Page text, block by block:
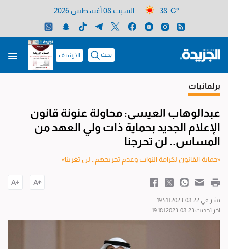
38 C° السبت 08 أغسطس 2026
بحث الارشيف
برلمانيات
عبدالوهاب العيسى: محاولة عنونة قانون
الإعلام الجديد بحماية ذات ولي العهد من
المساس.. لن تحرجنا
«حماية القانون لكرامة النواب وعدم تجريحهم.. لن تغرينا»
نشر في 22-08-2023 | 19:51
آخر تحديث 23-08-2023 | 19:18